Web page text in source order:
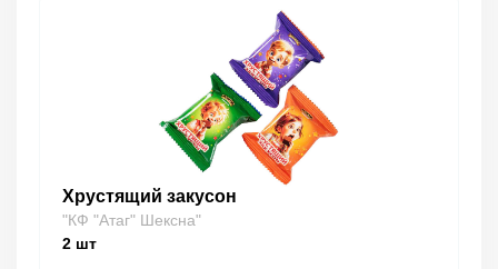
Хрустящий закусон
"КФ "Атаг" Шексна"
2 шт